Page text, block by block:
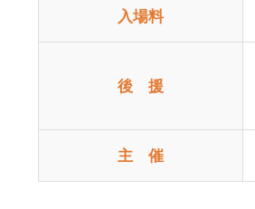
入場料
後 援
主 催